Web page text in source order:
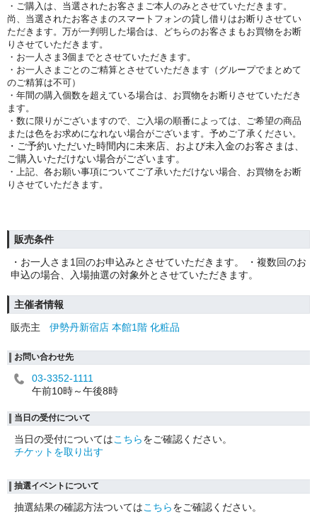
・ご購入は、当選されたお客さまご本人のみとさせていただきます。
尚、当選されたお客さまのスマートフォンの貸し借りはお断りさせてい
ただきます。万が一判明した場合は、どちらのお客さまもお買物をお断
りさせていただきます。
・お一人さま3個までとさせていただきます。
・お一人さまごとのご精算とさせていただきます（グループでまとめて
のご精算は不可）
・年間の購入個数を超えている場合は、お買物をお断りさせていただき
ます。
・数に限りがございますので、ご入場の順番によっては、ご希望の商品
または色をお求めになれない場合がございます。予めご了承ください。
・ご予約いただいた時間内に未来店、および未入金のお客さまは、
ご購入いただけない場合がございます。
・上記、各お願い事項についてご了承いただけない場合、お買物をお断
りさせていただきます。
販売条件
・お一人さま1回のお申込みとさせていただきます。 ・複数回のお
申込の場合、入場抽選の対象外とさせていただきます。
主催者情報
販売主
伊勢丹新宿店 本館1階 化粧品
お問い合わせ先
03-3352-1111
午前10時～午後8時
当日の受付について
当日の受付についてはこちらをご確認ください。
チケットを取り出す
抽選イベントについて
抽選結果の確認方法ついてはこちらをご確認ください。